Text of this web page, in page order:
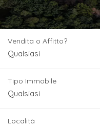
Vendita o Affitto?
Qualsiasi
Tipo Immobile
Qualsiasi
Località